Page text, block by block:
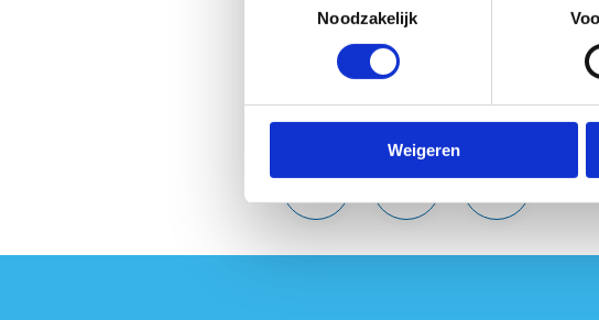
Noodzakelijk
Weigeren
Deel deze pagina: